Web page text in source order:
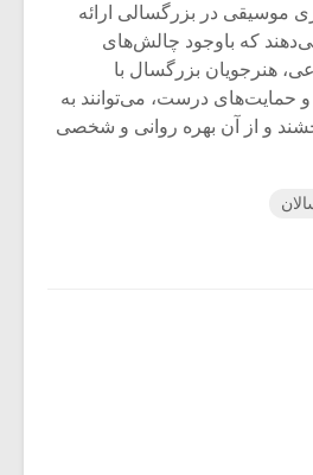
موسیقی در بزرگسالی ارائه
که باوجود چالش‌های
هنرجویان بزرگسال با
و حمایت‌های درست، می‌توانند به
و از آن بهره روانی و شخصی